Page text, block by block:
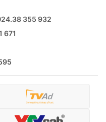
355 932
671